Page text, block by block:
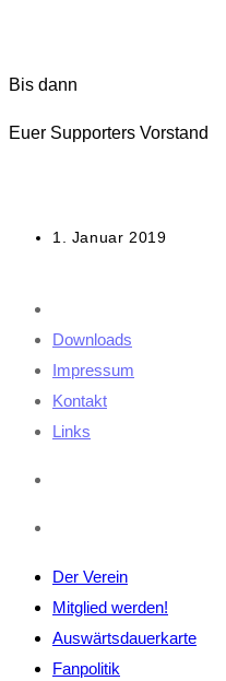
Bis dann
Euer Supporters Vorstand
Beitrag
1. Januar 2019
Downloads
Impressum
Kontakt
Links
Der Verein
Mitglied werden!
Auswärtsdauerkarte
Fanpolitik